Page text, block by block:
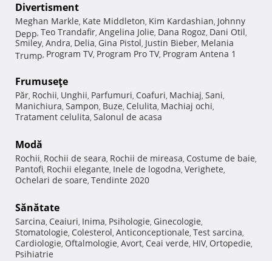
Divertisment
Meghan Markle, Kate Middleton, Kim Kardashian, Johnny
Depp, Teo Trandafir, Angelina Jolie, Dana Rogoz, Dani Otil,
Smiley, Andra, Delia, Gina Pistol, Justin Bieber, Melania
Trump, Program TV, Program Pro TV, Program Antena 1
Frumuseţe
Păr, Rochii, Unghii, Parfumuri, Coafuri, Machiaj, Sani,
Manichiura, Sampon, Buze, Celulita, Machiaj ochi,
Tratament celulita, Salonul de acasa
Modă
Rochii, Rochii de seara, Rochii de mireasa, Costume de baie,
Pantofi, Rochii elegante, Inele de logodna, Verighete,
Ochelari de soare, Tendinte 2020
Sănătate
Sarcina, Ceaiuri, Inima, Psihologie, Ginecologie,
Stomatologie, Colesterol, Anticonceptionale, Test sarcina,
Cardiologie, Oftalmologie, Avort, Ceai verde, HIV, Ortopedie,
Psihiatrie